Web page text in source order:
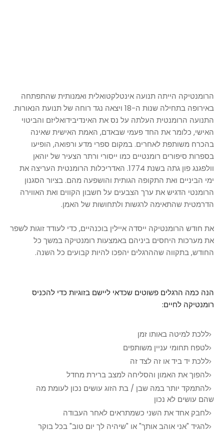
הרומנטיקה הייתה תנועה אינטלקטואלית ואמנותית שהתפתחה
באירופה בתחילה שנות ה-18 ויצאה נגד רוחה של תנועת הנאורות.
התנועה הרומנטית העלתה על נס את האינדיבידואליזם והביטוי
האישי, כלומר את החד פעמי שבאדם, האמת האישית שאינה
בהכרח משותפת לאחרים. במקום ספרי מדע ורפואה, הופיעו
בספרות סיפורים רומנטיים כמו ייסורי ורתר הצעיר של יוהאן
וולפגנג פון גתה בשנת 1774. האדריכלות הרומנטית העריצה את
ימי הביניים ואת התקופה הגותית והושפעה מהם. בציור הסגנון
הרומנטי הדגיש את ערך הצבעים על חשבון הקווים ואת האווירה
הדרמטית שהתאימה לרגשות ולתחושות של האמן.
את חודש הרומנטיקה ייסדה איילין בוכנהיים, כדי לעודד זוגות לשפר
את מערכות היחסים ביניהם באמצעות רומנטיקה במשך כל
החודש, בתקווה שההרגלים יהפכו להיות קבועים כל השנה.
הנה כמה הרגלים פשוטים שכדאי ליישם בזוגיות כדי להכניס
רומנטיקה לחיים:
ללכת למיטה באותו זמן
לטפח תחומי עניין משותפים
ללכת יד ביד או זה לצד זה
להפוך את האמון והסליחה למצב ברירת מחדל
להתמקד יותר במה שבן / בת הזוג עושים נכון לעומת מה
שהם עושים לא נכון
לחבק אחד את השני כשמתראים לאחר העבודה
להגיד "אני אוהב אותך" או "שיהיה לך יום טוב" בכל בוקר